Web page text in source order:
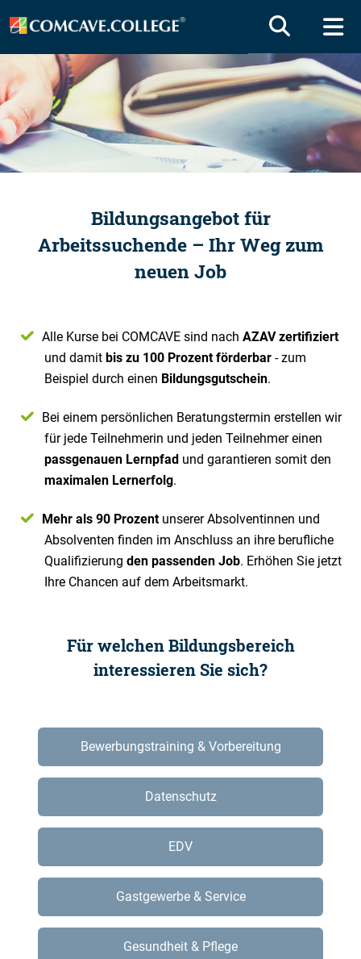
Bildungsangebot für
Arbeitssuchende – Ihr Weg zum
neuen Job
Alle Kurse bei COMCAVE sind nach AZAV zertifiziert
und damit bis zu 100 Prozent förderbar - zum
Beispiel durch einen Bildungsgutschein.
Bei einem persönlichen Beratungstermin erstellen wir
für jede Teilnehmerin und jeden Teilnehmer einen
passgenauen Lernpfad und garantieren somit den
maximalen Lernerfolg.
Mehr als 90 Prozentunserer Absolventinnen und
Absolventen finden im Anschluss an ihre berufliche
Qualifizierung den passenden Job. Erhöhen Sie jetzt
Ihre Chancen auf dem Arbeitsmarkt.
Für welchen Bildungsbereich
interessieren Sie sich?
Bewerbungstraining & Vorbereitung
Datenschutz
EDV
Gastgewerbe & Service
Gesundheit & Pflege